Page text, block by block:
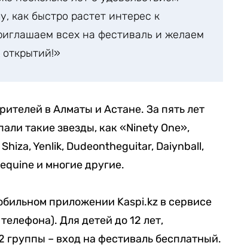
как быстро растет интерес к
всех на фестиваль и желаем
в Алматы и Астане. За пять лет
такие звезды, как «Ninety One»,
Yenlik, Dudeontheguitar, Daiynball,
и многие другие.
приложении Kaspi.kz в сервисе
Для детей до 12 лет,
– вход на фестиваль бесплатный.